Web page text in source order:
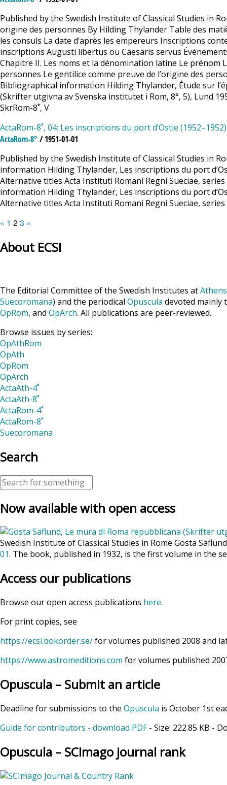
Published by the Swedish Institute of Classical Studies in
origine des personnes By Hilding Thylander Table des
les consuls La date d’après les empereurs Inscriptions
inscriptions Augusti libertus ou Caesaris servus
Chapitre II. Les noms et la dénomination latine Le prénom
personnes Le gentilice comme preuve de l’origine des
Bibliographical information Hilding Thylander, Étude sur
(Skrifter utgivna av Svenska institutet i Rom, 8°, 5), Lund
SkrRom-8˚, V
ActaRom-8˚, 04: Les inscriptions du port d’Ostie (1952–1952)
ActaRom-8° / 1951-01-01
Published by the Swedish Institute of Classical Studies in
information Hilding Thylander, Les inscriptions du port
Alternative titles Acta Instituti Romani Regni Sueciae, series
information Hilding Thylander, Les inscriptions du port
Alternative titles Acta Instituti Romani Regni Sueciae, series
Posts
pagination
« Page
1 Page
2Page
3 »
About ECSI
The Editorial Committee of the Swedish Institutes atAthens
Suecoromana) and the periodical Opuscula devoted mainly
OpRom, and OpArch. All publications are peer-reviewed.
Browse issues by series:
OpAthRom
OpAth
OpRom
OpArch
ActaAth-4˚
ActaAth-8˚
ActaRom-4˚
ActaRom-8˚
Suecoromana
Search
Now available with open access
Swedish Institute of Classical Studies in Rome Gösta
01. The book, published in 1932, is the first volume in the
Access our publications
Browse our open access publications here.
For print copies, see
https://ecsi.bokorder.se/for volumes published 2008 and
https://www.astromeditions.com for volumes published
Opuscula – Submit an article
Deadline for submissions to the Opuscula is October 1st
Guide for contributors - download PDF- Size: 222.85 KB -
Opuscula – SCImago journal rank